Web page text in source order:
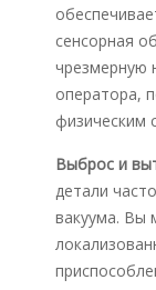
сенсорная
чрезмерную
оператора,
физическим
Выброс и
детали
вакуума. Вы